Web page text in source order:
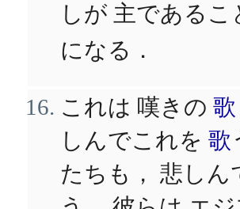
しが 主である
になる．
これは 嘆きの 歌
しんでこれを 歌
たちも， 悲しん